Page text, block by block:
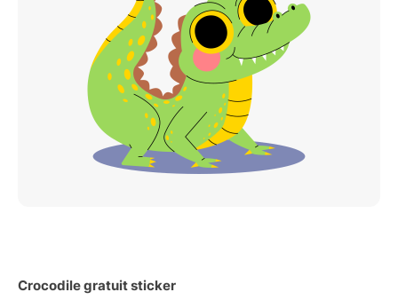
Crocodile gratuit sticker